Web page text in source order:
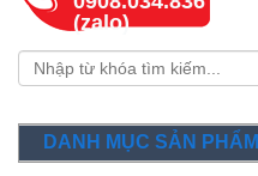
(zalo)
DANH MỤC SẢN PHẨM